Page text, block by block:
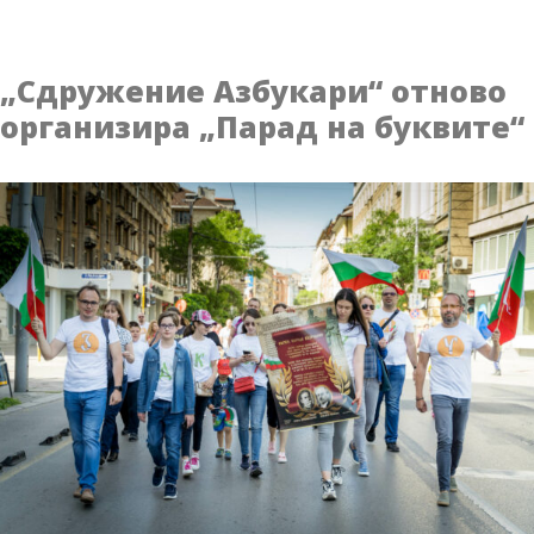
улиците
на
на
„Парад
на
буквите“
„Сдружение Азбукари“ отново
организира „Парад на буквите“